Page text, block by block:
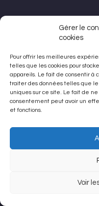
Gérer le
cookies
Pour offrir les meilleures
telles que les cookies pour
appareils. Le fait de consentir à
traiter des données telles que
uniques sur ce site. Le fait de
consentement peut avoir un
et fonctions.
Voir